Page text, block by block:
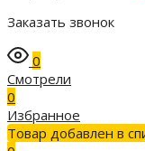
Заказать звонок
0
Смотрели
0
Избранное
Товар добавлен в